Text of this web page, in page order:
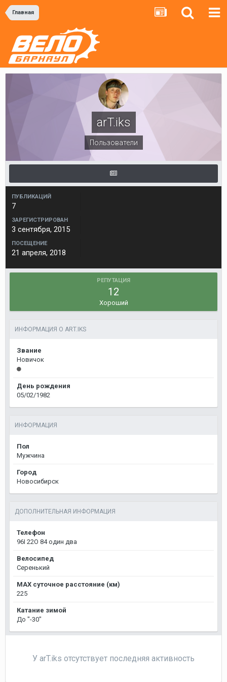
Главная
arT.iks
Пользователи
ПУБЛИКАЦИЙ
7
ЗАРЕГИСТРИРОВАН
3 сентября, 2015
ПОСЕЩЕНИЕ
21 апреля, 2018
РЕПУТАЦИЯ
12
Хороший
ИНФОРМАЦИЯ О ART.IKS
Звание
Новичок
День рождения
05/02/1982
ИНФОРМАЦИЯ
Пол
Мужчина
Город
Новосибирск
ДОПОЛНИТЕЛЬНАЯ ИНФОРМАЦИЯ
Телефон
96I 22О 84 один два
Велосипед
Серенький
MAX суточное расстояние (км)
225
Катание зимой
До "-30"
У arT.iks отсутствует последняя активность